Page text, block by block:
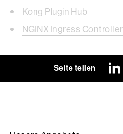
Kong Plugin Hub
NGINX Ingress Controller
Seite teilen